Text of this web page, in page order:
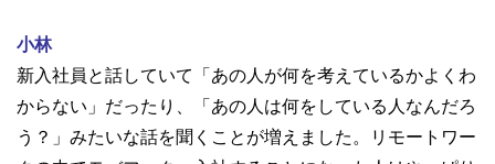
小林
新入社員と話していて「あの人が何を考えているかよくわ
からない」だったり、「あの人は何をしている人なんだろ
う？」みたいな話を聞くことが増えました。リモートワー